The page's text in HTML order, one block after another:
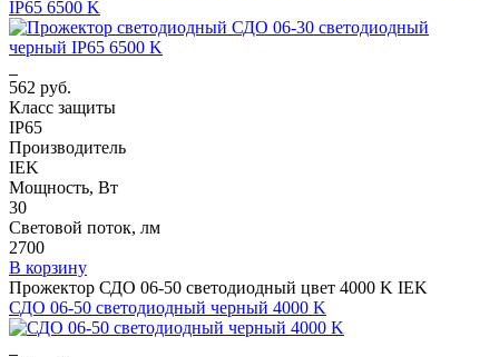
IP65 6500 K
562 руб.
Класс защиты
IP65
Производитель
IEK
Мощность, Вт
30
Световой поток, лм
2700
В корзину
Прожектор СДО 06-50 светодиодный цвет 4000 K IEK
СДО 06-50 светодиодный черный 4000 K